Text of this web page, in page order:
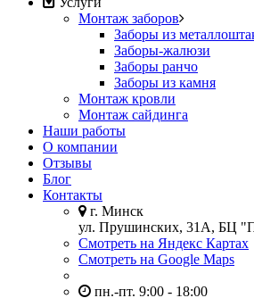
Монтаж заборов
Заборы из
Заборы-жалюзи
Заборы ранчо
Заборы из камня
Монтаж кровли
Монтаж сайдинга
Наши работы
О компании
Отзывы
Блог
Контакты
г. Минск
ул. Прушинских, 31А, БЦ
Смотреть на Яндекс Картах
Смотреть на Google Maps
пн.-пт. 9:00 - 18:00